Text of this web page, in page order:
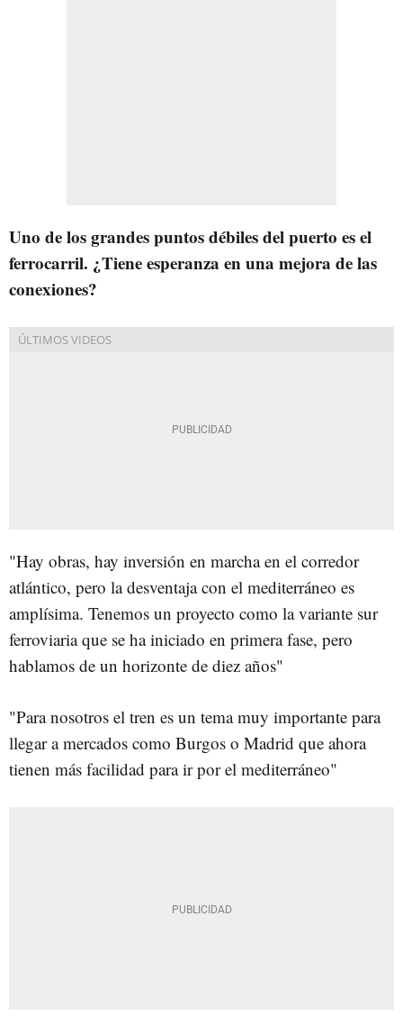
Uno de los grandes puntos débiles del puerto es el
ferrocarril. ¿Tiene esperanza en una mejora de las
conexiones?
"Hay obras, hay inversión en marcha en el corredor
atlántico, pero la desventaja con el mediterráneo es
amplísima. Tenemos un proyecto como la variante sur
ferroviaria que se ha iniciado en primera fase, pero
hablamos de un horizonte de diez años"
"Para nosotros el tren es un tema muy importante para
llegar a mercados como Burgos o Madrid que ahora
tienen más facilidad para ir por el mediterráneo"